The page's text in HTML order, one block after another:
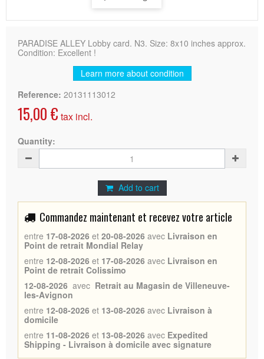
PARADISE ALLEY Lobby card. N3. Size: 8x10 inches approx.
Condition: Excellent !
Learn more about condition
Reference: 20131113012
15,00 € tax incl.
Quantity:
Add to cart
Commandez maintenant et recevez votre article
entre 17-08-2026 et 20-08-2026 avec Livraison en
Point de retrait Mondial Relay
entre 12-08-2026 et 17-08-2026 avec Livraison en
Point de retrait Colissimo
12-08-2026 avec Retrait au Magasin de Villeneuve-
les-Avignon
entre 12-08-2026 et 13-08-2026 avec Livraison à
domicile
entre 11-08-2026 et 13-08-2026 avec Expedited
Shipping - Livraison à domicile avec signature